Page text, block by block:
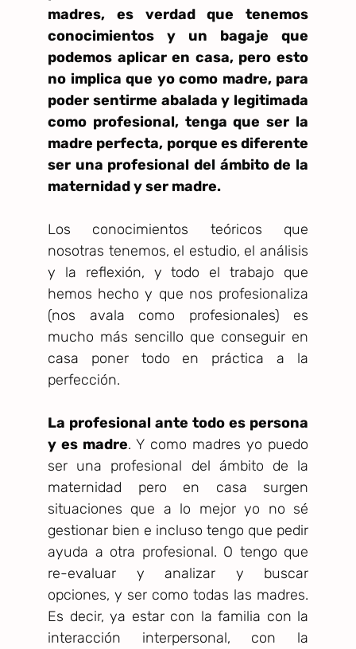
madres, es verdad que tenemos
conocimientos y un bagaje que
podemos aplicar en casa, pero esto
no implica que yo como madre, para
poder sentirme abalada y legitimada
como profesional, tenga que ser la
madre perfecta, porque es diferente
ser una profesional del ámbito de la
maternidad y ser madre.
Los conocimientos teóricos que
nosotras tenemos, el estudio, el análisis
y la reflexión, y todo el trabajo que
hemos hecho y que nos profesionaliza
(nos avala como profesionales) es
mucho más sencillo que conseguir en
casa poner todo en práctica a la
perfección.
La profesional ante todo es persona
y es madre. Y como madres yo puedo
ser una profesional del ámbito de la
maternidad pero en casa surgen
situaciones que a lo mejor yo no sé
gestionar bien e incluso tengo que pedir
ayuda a otra profesional. O tengo que
re-evaluar y analizar y buscar
opciones, y ser como todas las madres.
Es decir, ya estar con la familia con la
interacción interpersonal, con la